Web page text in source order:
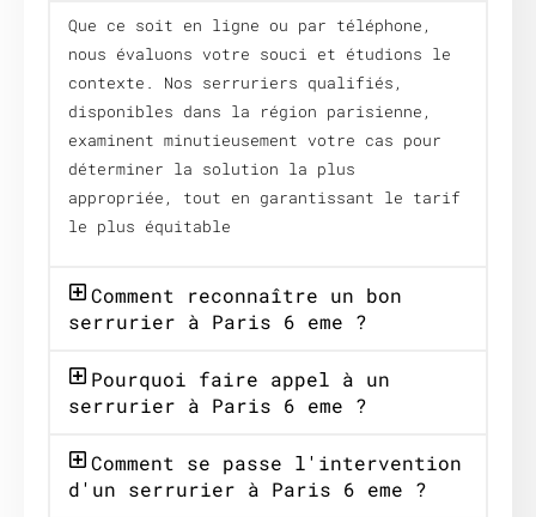
Que ce soit en ligne ou par téléphone,
nous évaluons votre souci et étudions le
contexte. Nos serruriers qualifiés,
disponibles dans la région parisienne,
examinent minutieusement votre cas pour
déterminer la solution la plus
appropriée, tout en garantissant le tarif
le plus équitable
Comment reconnaître un bon
serrurier à Paris 6 eme ?
Pourquoi faire appel à un
serrurier à Paris 6 eme ?
Comment se passe l'intervention
d'un serrurier à Paris 6 eme ?